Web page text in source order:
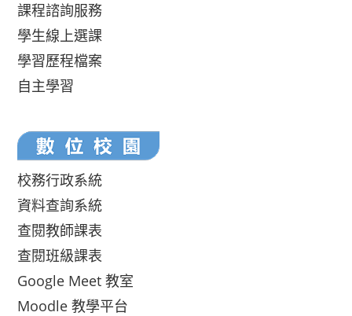
課程諮詢服務
學生線上選課
學習歷程檔案
自主學習
校務行政系統
資料查詢系統
查閱教師課表
查閱班級課表
Google Meet 教室
Moodle 教學平台